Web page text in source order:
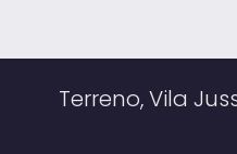
Terreno, Vila